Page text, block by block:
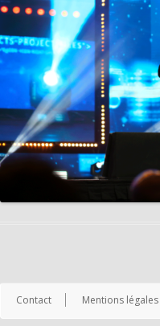
Contact Mentions légales